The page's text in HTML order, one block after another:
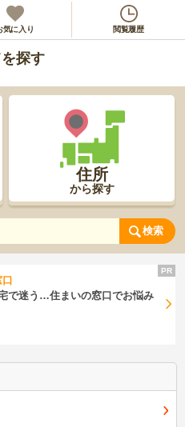
気に入り 閲覧履歴
探す
住所
から探す
検索
で迷う…住まいの窓口でお悩み